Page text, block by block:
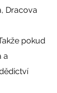
Dracova
a